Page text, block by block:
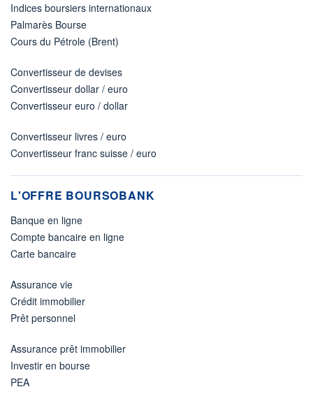
Indices boursiers internationaux
Palmarès Bourse
Cours du Pétrole (Brent)
Convertisseur de devises
Convertisseur dollar / euro
Convertisseur euro / dollar
Convertisseur livres / euro
Convertisseur franc suisse / euro
L'OFFRE BOURSOBANK
Banque en ligne
Compte bancaire en ligne
Carte bancaire
Assurance vie
Crédit immobilier
Prêt personnel
Assurance prêt immobilier
Investir en bourse
PEA